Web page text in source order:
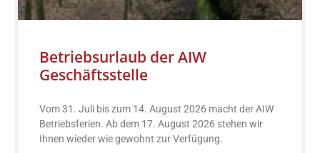
Betriebsurlaub der AIW
Geschäftsstelle
Vom 31. Juli bis zum 14. August 2026 macht der AIW
Betriebsferien. Ab dem 17. August 2026 stehen wir
Ihnen wieder wie gewohnt zur Verfügung.